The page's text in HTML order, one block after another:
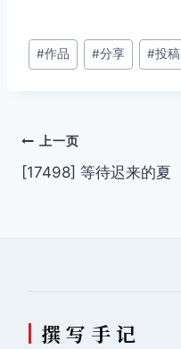
文
章
#作品 #分享 #投稿
文
章
上一页
[17498] 等待迟来的夏
撰 写 手 记